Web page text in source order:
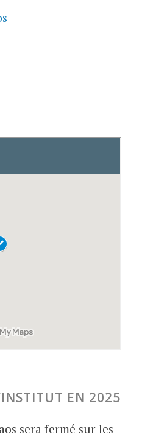
EN 2025
sera fermé sur les